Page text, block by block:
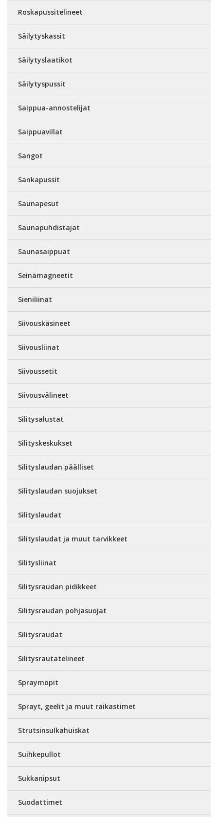
Roskapussitelineet
Säilytyskassit
Säilytyslaatikot
Säilytyspussit
Saippua-annostelijat
Saippuavillat
Sangot
Sankapussit
Saunapesut
Saunapuhdistajat
Saunasaippuat
Seinämagneetit
Sieniliinat
Siivouskäsineet
Siivousliinat
Siivoussetit
Siivousvälineet
Silitysalustat
Silityskeskukset
Silityslaudan päälliset
Silityslaudan suojukset
Silityslaudat
Silityslaudat ja muut tarvikkeet
Silitysliinat
Silitysraudan pidikkeet
Silitysraudan pohjasuojat
Silitysraudat
Silitysrautatelineet
Spraymopit
Sprayt, geelit ja muut raikastimet
Strutsinsulkahuiskat
Suihkepullot
Sukkanipsut
Suodattimet